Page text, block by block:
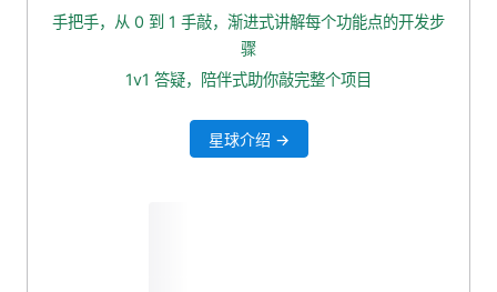
创建入参 VO 实体类
创建全局错误码枚举类
校验关注的用户是否存在
手把手，从 0 到 1 手敲，渐进式讲解每个功能点的开发步
骤
1v1 答疑，陪伴式助你敲完整个项目
星球介绍 →